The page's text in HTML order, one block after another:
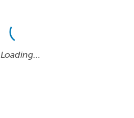
Loading…